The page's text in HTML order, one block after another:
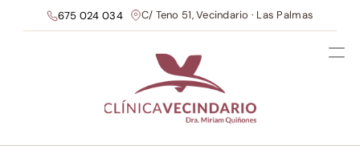
675 024 034 C/ Teno 51, Vecindario · Las Palmas